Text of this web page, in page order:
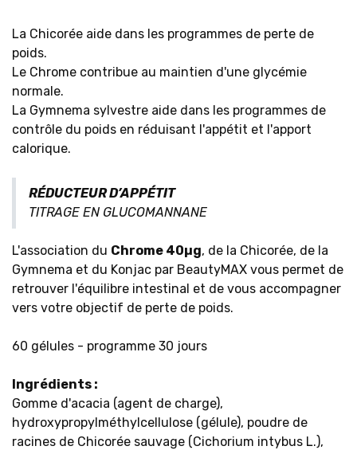
La Chicorée aide dans les programmes de perte de
poids.
Le Chrome contribue au maintien d'une glycémie
normale.
La Gymnema sylvestre aide dans les programmes de
contrôle du poids en réduisant l'appétit et l'apport
calorique.
RÉDUCTEUR D’APPÉTIT
TITRAGE EN GLUCOMANNANE
L'association du Chrome 40µg, de la Chicorée, de la
Gymnema et du Konjac par BeautyMAX vous permet de
retrouver l'équilibre intestinal et de vous accompagner
vers votre objectif de perte de poids.
60 gélules - progr​amme 30 jours
Ingrédients :
Gomme d'acacia (agent de charge),
hydroxypropylméthylcellulose (gélule), poudre de
racines de Chicorée sauvage (Cichorium intybus L.),